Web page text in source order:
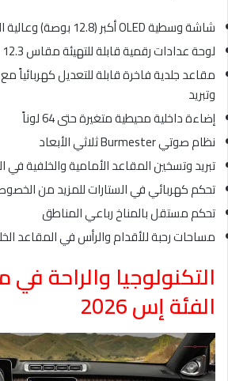
شاشة وسطية OLED أكبر (12.8 بوصة) وعالية الدقة
لوحة عدادات رقمية قابلة للتهيئة مقاس 12.3 بوصة
مقاعد جلدية فاخرة قابلة للتعديل كهربائياً
وتبريد
إضاءة داخلية محيطية متغيرة حتى 64 لوناً
نظام صوتي Burmester ثلاثي الأبعاد
تبريد وتسخين المقاعد الأمامية والخلفية في
تحكم كهربائي في الستارات للمزيد من
تحكم مستقل بالمناخ رباعي المناطق
مساحات رحبة للأقدام والرأس في المقاعد
التكنولوجيا والراحة
الفئة إس 2026